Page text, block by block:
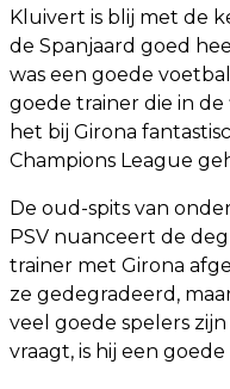
Kluivert is blij met de
de Spanjaard goed
was een goede
goede trainer die in de
het bij Girona
Champions League
De oud-spits van
PSV nuanceert de
trainer met Girona
ze gedegradeerd,
veel goede spelers
vraagt, is hij een goede